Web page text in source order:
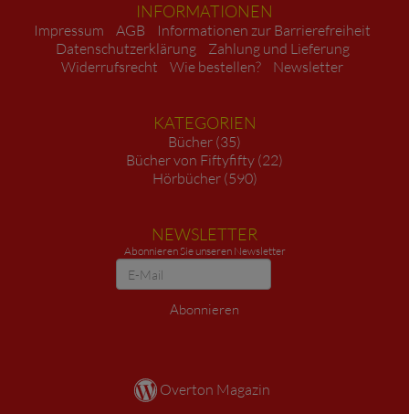
INFORMATIONEN
Impressum AGB
Informationen zur Barrierefreiheit
Datenschutzerklärung
Zahlung und Lieferung
Widerrufsrecht
Wie bestellen? Newsletter
KATEGORIEN
Bücher (35)
Bücher von Fiftyfifty (22)
Hörbücher (590)
NEWSLETTER
Abonnieren Sie unseren Newsletter
Newsletter
Abonnieren
Overton Magazin